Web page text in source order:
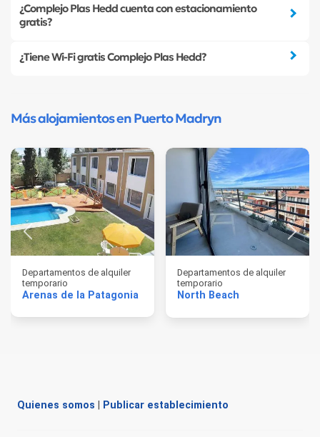
¿Complejo Plas Hedd cuenta con estacionamiento
gratis?
¿Tiene Wi-Fi gratis Complejo Plas Hedd?
Más alojamientos en Puerto Madryn
Departamentos de alquiler
temporario
Arenas de la Patagonia
Departamentos de alquiler
temporario
North Beach
Quienes somos Publicar establecimiento